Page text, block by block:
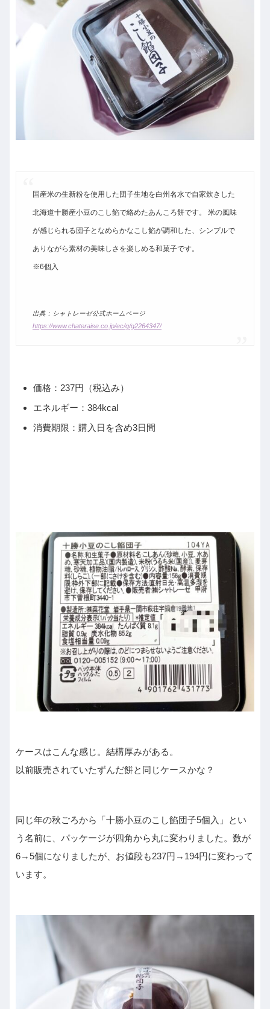
国産米の生新粉を使用した団子生地を白州名水で自家炊きした
北海道十勝産小豆のこし餡で絡めたあんころ餅です。 米の風味
が感じられる団子となめらかなこし餡が調和した、シンプルで
ありながら素材の美味しさを楽しめる和菓子です。
※6個入
出典：シャトレーゼ公式ホームページ
https://www.chateraise.co.jp/ec/g/g2264347/
価格：237円（税込み）
エネルギー：384kcal
消費期限：購入日を含め3日間
ケースはこんな感じ。結構厚みがある。
以前販売されていたずんだ餅と同じケースかな？
同じ年の秋ごろから「十勝小豆のこし餡団子5個入」とい
う名前に、パッケージが四角から丸に変わりました。数が
6→5個になりましたが、お値段も237円→194円に変わって
います。